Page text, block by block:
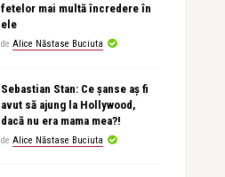
fetelor mai multă încredere în
ele
de Alice Năstase Buciuta
Sebastian Stan: Ce șanse aș fi
avut să ajung la Hollywood,
dacă nu era mama mea?!
de Alice Năstase Buciuta